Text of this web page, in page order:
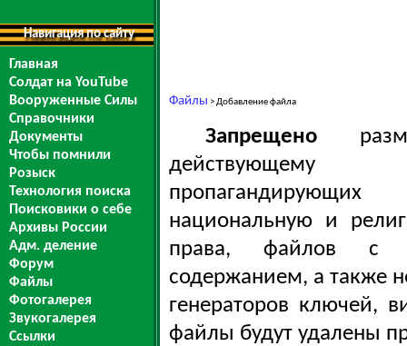
Навигация по сайту
Главная
Солдат на YouTube
Вооруженные Силы
Справочники
Документы
Чтобы помнили
Розыск
Технология поиска
Поисковики о себе
Архивы России
Адм. деление
Форум
Файлы
Фотогалерея
Звукогалерея
Ссылки
Файлы > Добавление файла
Запрещено
действующему
национальную и
права, файлов с
содержанием, а также
генераторов ключей,
файлы будут удалены